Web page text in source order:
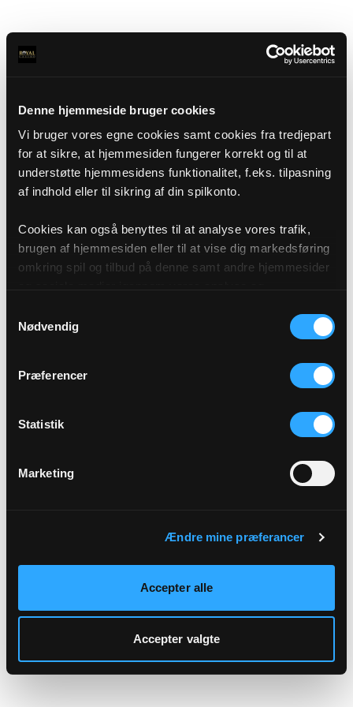
Denne hjemmeside bruger cookies
Vi bruger vores egne cookies samt cookies fra tredjepart
for at sikre, at hjemmesiden fungerer korrekt og til at
understøtte hjemmesidens funktionalitet, f.eks. tilpasning
af indhold eller til sikring af din spilkonto.
Cookies kan også benyttes til at analyse vores trafik,
brugen af hjemmesiden eller til at vise dig markedsføring
omkring spil og tilbud på denne samt andre hjemmesider
af cookies under "Detaljer" eller ved at klikke videre til
vores Cookiepolitik, som du finder i bunden af vores
Nødvendig
Præferencer
Statistik
Marketing
Ændre mine præferancer
Accepter alle
Accepter valgte